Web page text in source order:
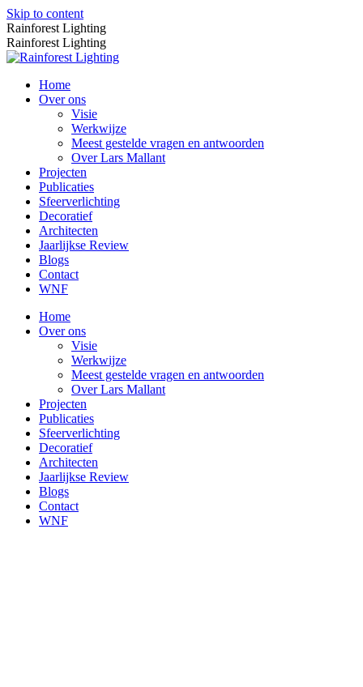
Skip to content
Rainforest Lighting
Rainforest Lighting
Home
Over ons
Visie
Werkwijze
Meest gestelde vragen en antwoorden
Over Lars Mallant
Projecten
Publicaties
Sfeerverlichting
Decoratief
Architecten
Jaarlijkse Review
Blogs
Contact
WNF
Home
Over ons
Visie
Werkwijze
Meest gestelde vragen en antwoorden
Over Lars Mallant
Projecten
Publicaties
Sfeerverlichting
Decoratief
Architecten
Jaarlijkse Review
Blogs
Contact
WNF